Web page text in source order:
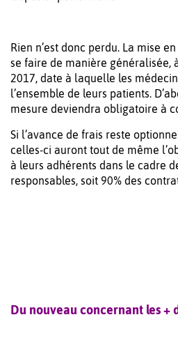
Rien n’est donc perdu. La mise
se faire de manière généralisée,
2017, date à laquelle les
l’ensemble de leurs patients.
mesure deviendra obligatoire à
Si l’avance de frais reste
celles-ci auront tout de même
à leurs adhérents dans le cadre
responsables, soit 90% des
Du nouveau concernant les +